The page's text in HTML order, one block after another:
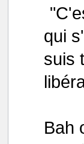
qui
suis
Bah